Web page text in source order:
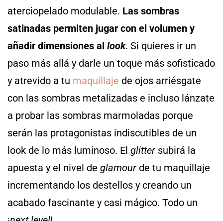
aterciopelado modulable. Las sombras
satinadas permiten jugar con el volumen y
añadir dimensiones al look. Si quieres ir un
paso más allá y darle un toque más sofisticado
y atrevido a tu maquillaje de ojos arriésgate
con las sombras metalizadas e incluso lánzate
a probar las sombras marmoladas porque
serán las protagonistas indiscutibles de un
look de lo más luminoso. El glitter subirá la
apuesta y el nivel de glamour de tu maquillaje
incrementando los destellos y creando un
acabado fascinante y casi mágico. Todo un